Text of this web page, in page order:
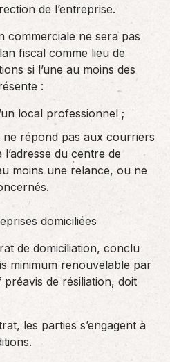
de l’entreprise.
commerciale ne sera pas
fiscal comme lieu de
si l’une au moins des
:
local professionnel ;
ne répond pas aux courriers
du centre de
moins une relance, ou ne
domiciliées
de domiciliation, conclu
minimum renouvelable par
de résiliation, doit
les parties s’engagent à